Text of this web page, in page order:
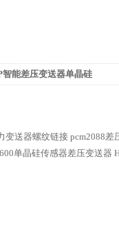
智能差压变送器单晶硅
变送器螺纹链接 pcm2088差
单晶硅传感器差压变送器